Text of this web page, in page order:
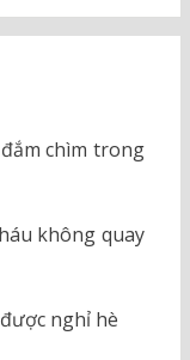
chìm trong
không quay
nghỉ hè